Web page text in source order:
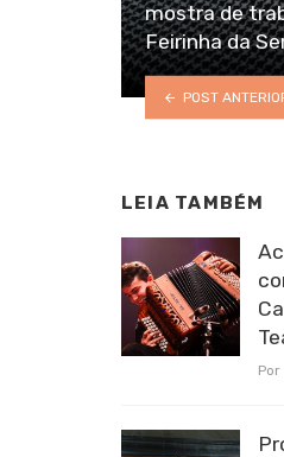
mostra de
Feirinha da
POST
LEIA TAMBÉM
Por